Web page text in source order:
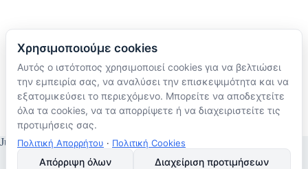
Ακολουθήστε μας
TikTok
Instagram
Facebook
JustMyHome © Copyright 2026
Χρησιμοποιούμε cookies
Αυτός ο ιστότοπος χρησιμοποιεί cookies για να βελτιώσει
την εμπειρία σας, να αναλύσει την επισκεψιμότητα και να
εξατομικεύσει το περιεχόμενο. Μπορείτε να αποδεχτείτε
όλα τα cookies, να τα απορρίψετε ή να διαχειριστείτε τις
προτιμήσεις σας.
Πολιτική Απορρήτου · Πολιτική Cookies
Απόρριψη όλων Διαχείριση προτιμήσεων